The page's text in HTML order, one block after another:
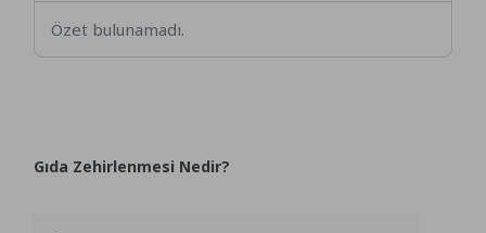
Özet bulunamadı.
Gıda Zehirlenmesi Nedir?